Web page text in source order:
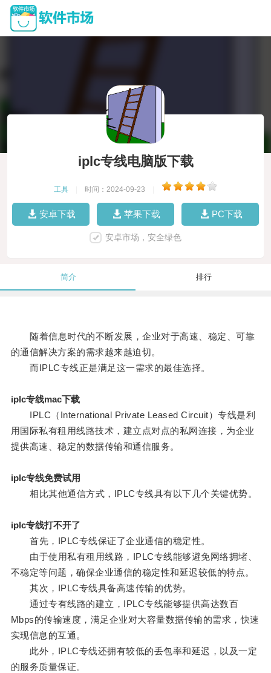
iplc专线电脑版下载
工具 时间：2024-09-23
安卓下载 苹果下载 PC下载
安卓市场，安全绿色
简介 排行
随着信息时代的不断发展，企业对于高速、稳定、可靠
的通信解决方案的需求越来越迫切。
而IPLC专线正是满足这一需求的最佳选择。
iplc专线mac下载
IPLC（International Private Leased Circuit）专线是利
用国际私有租用线路技术，建立点对点的私网连接，为企业
提供高速、稳定的数据传输和通信服务。
iplc专线免费试用
相比其他通信方式，IPLC专线具有以下几个关键优势。
iplc专线打不开了
首先，IPLC专线保证了企业通信的稳定性。
由于使用私有租用线路，IPLC专线能够避免网络拥堵、
不稳定等问题，确保企业通信的稳定性和延迟较低的特点。
其次，IPLC专线具备高速传输的优势。
通过专有线路的建立，IPLC专线能够提供高达数百
Mbps的传输速度，满足企业对大容量数据传输的需求，快速
实现信息的互通。
此外，IPLC专线还拥有较低的丢包率和延迟，以及一定
的服务质量保证。